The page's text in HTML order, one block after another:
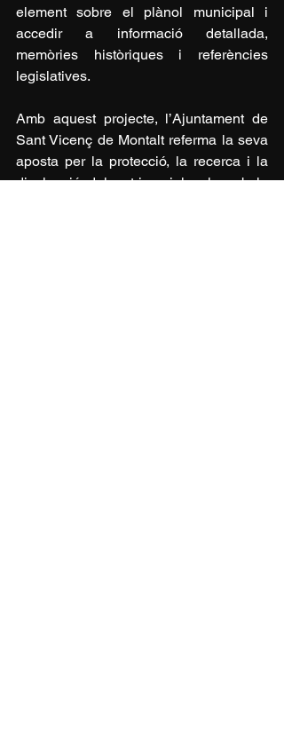
element sobre el plànol municipal i
accedir a informació detallada,
memòries històriques i referències
legislatives.
Amb aquest projecte, l’Ajuntament de
Sant Vicenç de Montalt referma la seva
aposta per la protecció, la recerca i la
divulgació del patrimoni local, amb la